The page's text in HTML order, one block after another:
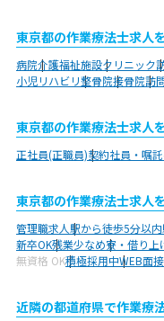
東京都の作業療法士求人
病院介護福祉施設クリニック
小児リハビリ整骨院接骨院訪
東京都の作業療法士求人
正社員(正職員)契約社員・嘱
東京都の作業療法士求人
管理職求人駅から徒歩5分以内
新卒OK残業少なめ寮・借り上
無資格 OK積極採用中WEB面
近隣の都道府県で作業療